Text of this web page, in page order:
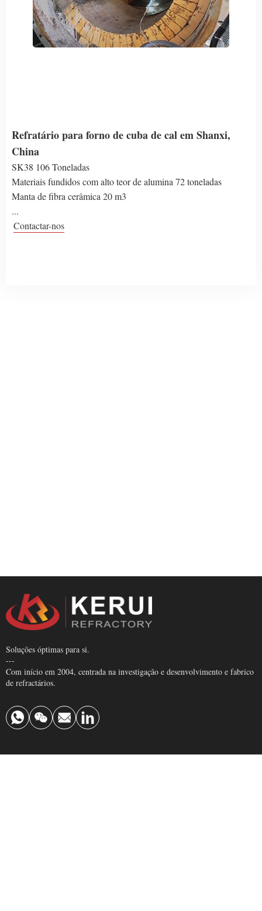
Refratário para forno de cuba de cal em Shanxi,
China
SK38 106 Toneladas
Materiais fundidos com alto teor de alumina 72 toneladas
Manta de fibra cerâmica 20 m3
...
Contactar-nos
Soluções óptimas para si.
---
Com início em 2004, centrada na investigação e desenvolvimento e fabrico
de refractários.
Produto principal